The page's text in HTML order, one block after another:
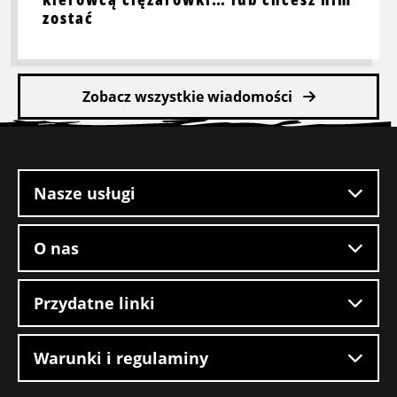
zostać
Zobacz wszystkie wiadomości
witryny
Nasze usługi
O nas
Przydatne linki
Warunki i regulaminy